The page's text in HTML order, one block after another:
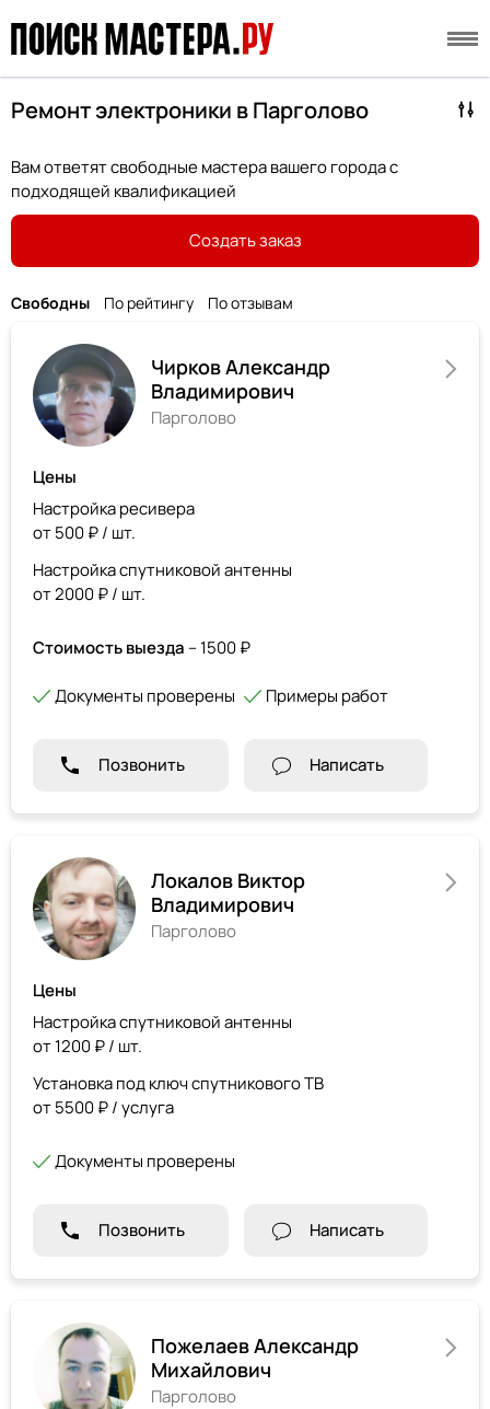
Ремонт электроники в Парголово
Вам ответят свободные мастера вашего города с
подходящей квалификацией
Создать заказ
Свободны По рейтингу По отзывам
Чирков Александр
Владимирович
Парголово
Цены
Настройка ресивера
от 500 ₽ / шт.
Настройка спутниковой антенны
от 2000 ₽ / шт.
Стоимость выезда – 1500 ₽
Документы проверены Примеры работ
Позвонить Написать
Локалов Виктор
Владимирович
Парголово
Цены
Настройка спутниковой антенны
от 1200 ₽ / шт.
Установка под ключ спутникового ТВ
от 5500 ₽ / услуга
Документы проверены
Позвонить Написать
Пожелаев Александр
Михайлович
Парголово